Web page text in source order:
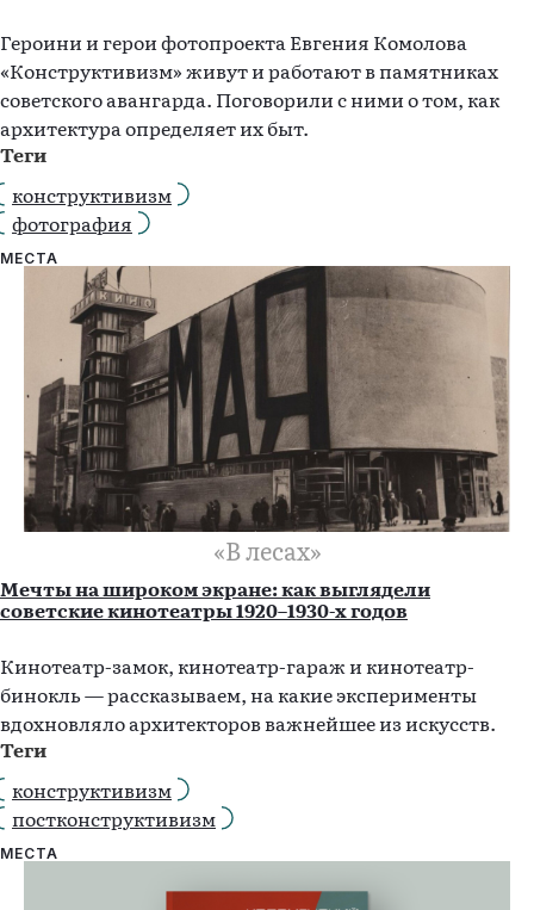
Героини и герои фотопроекта Евгения Комолова
«Конструктивизм» живут и работают в памятниках
советского авангарда. Поговорили с ними о том, как
архитектура определяет их быт.
Теги
конструктивизм
фотография
МЕСТА
«В лесах»
Мечты на широком экране: как выглядели
советские кинотеатры 1920–1930-х годов
Кинотеатр-замок, кинотеатр-гараж и кинотеатр-
бинокль — рассказываем, на какие эксперименты
вдохновляло архитекторов важнейшее из искусств.
Теги
конструктивизм
постконструктивизм
МЕСТА